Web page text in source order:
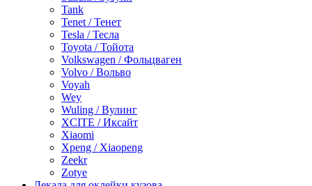
Tank
Tenet / Тенет
Tesla / Тесла
Toyota / Тойота
Volkswagen / Фольцваген
Volvo / Вольво
Voyah
Wey
Wuling / Вулинг
XCITE / Иксайт
Xiaomi
Xpeng / Xiaopeng
Zeekr
Zotye